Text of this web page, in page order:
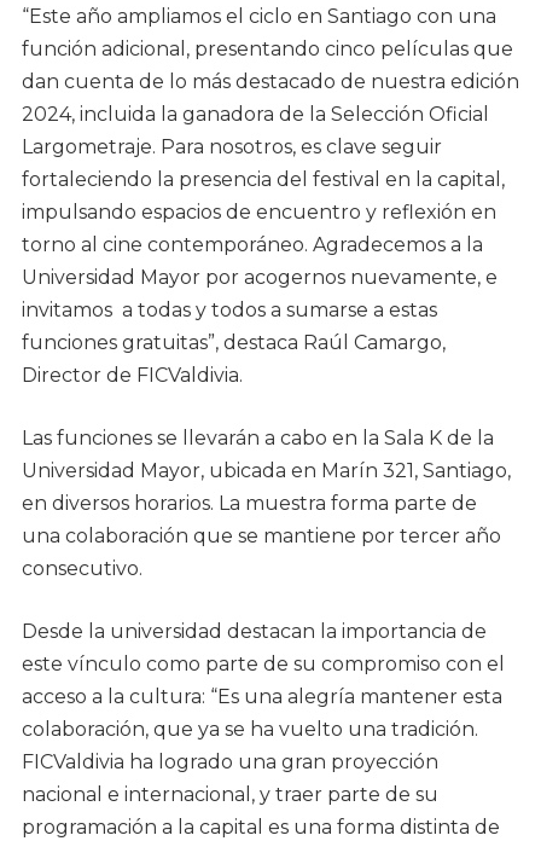
“Este año ampliamos el ciclo en Santiago con una
función adicional, presentando cinco películas que
dan cuenta de lo más destacado de nuestra edición
2024, incluida la ganadora de la Selección Oficial
Largometraje. Para nosotros, es clave seguir
fortaleciendo la presencia del festival en la capital,
impulsando espacios de encuentro y reflexión en
torno al cine contemporáneo. Agradecemos a la
Universidad Mayor por acogernos nuevamente, e
invitamos a todas y todos a sumarse a estas
funciones gratuitas”, destaca Raúl Camargo,
Director de FICValdivia.
Las funciones se llevarán a cabo en la Sala K de la
Universidad Mayor, ubicada en Marín 321, Santiago,
en diversos horarios. La muestra forma parte de
una colaboración que se mantiene por tercer año
consecutivo.
Desde la universidad destacan la importancia de
este vínculo como parte de su compromiso con el
acceso a la cultura: “Es una alegría mantener esta
colaboración, que ya se ha vuelto una tradición.
FICValdivia ha logrado una gran proyección
nacional e internacional, y traer parte de su
programación a la capital es una forma distinta de